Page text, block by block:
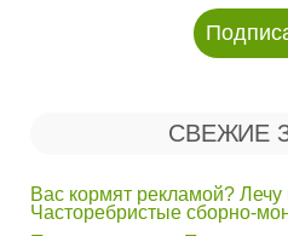
СВЕЖИЕ
Вас кормят рекламой?
Часторебристые сборно-